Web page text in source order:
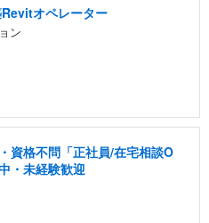
オペレーター
ン
資格不問「正社員/在宅相談O
・未経験歓迎